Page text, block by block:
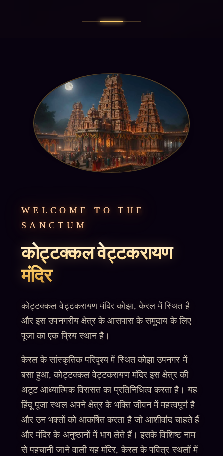
WELCOME TO THE
SANCTUM
कोट्टक्कल वेट्टकरायण
मंदिर
कोट्टक्कल वेट्टकरायण मंदिर कोझा, केरल में स्थित है
और इस उपनगरीय क्षेत्र के आसपास के समुदाय के लिए
पूजा का एक प्रिय स्थान है।
केरल के सांस्कृतिक परिदृश्य में स्थित कोझा उपनगर में
बसा हुआ, कोट्टक्कल वेट्टकरायण मंदिर इस क्षेत्र की
अटूट आध्यात्मिक विरासत का प्रतिनिधित्व करता है। यह
हिंदू पूजा स्थल अपने क्षेत्र के भक्ति जीवन में महत्वपूर्ण है
और उन भक्तों को आकर्षित करता है जो आशीर्वाद चाहते हैं
और मंदिर के अनुष्ठानों में भाग लेते हैं। इसके विशिष्ट नाम
से पहचानी जाने वाली यह मंदिर, केरल के पवित्र स्थलों में